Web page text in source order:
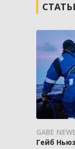
GABE
Гейб